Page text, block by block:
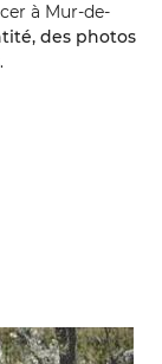
à Mur-de-
des photos
.